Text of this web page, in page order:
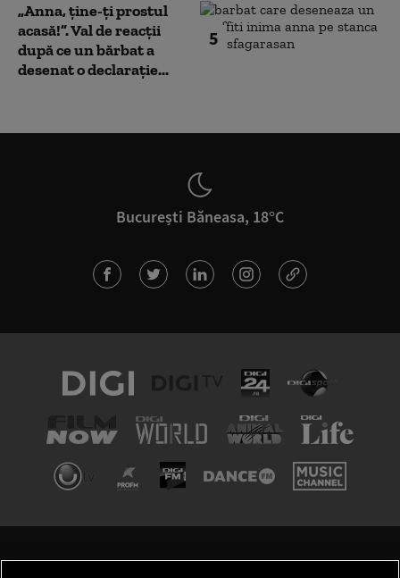
5
„Anna, ţine-ţi prostul
acasă!”. Val de reacții
după ce un bărbat a
desenat o declarație...
București Băneasa, 18°C